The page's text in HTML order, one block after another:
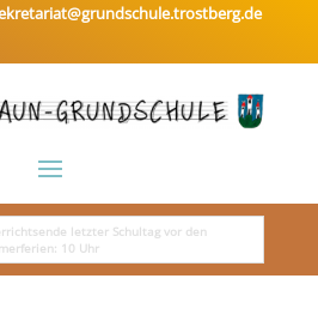
letzter Schultag vor den
10 Uhr